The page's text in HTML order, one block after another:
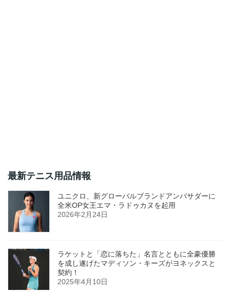
最新テニス用品情報
ユニクロ、新グローバルブランドアンバサダーに
全米OP女王エマ・ラドゥカヌを起用
2026年2月24日
ラケットと「恋に落ちた」名言とともに全豪優勝
を成し遂げたマディソン・キーズがヨネックスと
契約！
2025年4月10日